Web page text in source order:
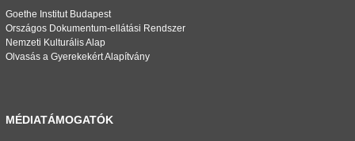
Goethe Institut Budapest
Országos Dokumentum-ellátási Rendszer
Nemzeti Kulturális Alap
Olvasás a Gyerekekért Alapítvány
MÉDIATÁMOGATÓK